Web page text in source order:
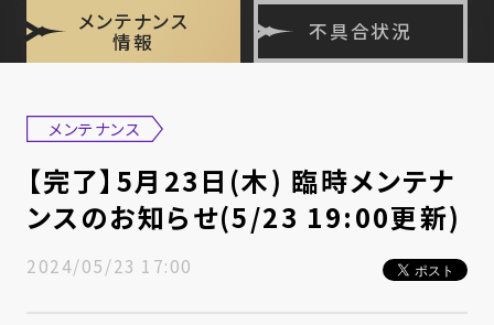
メンテナンス
情報 不具合状況
メンテナンス
【完了】5月23日(木) 臨時メンテナ
ンスのお知らせ(5/23 19:00更新)
2024/05/23 17:00